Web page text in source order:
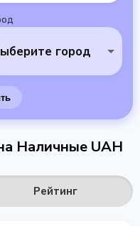
город
Наличные UAH
Рейтинг